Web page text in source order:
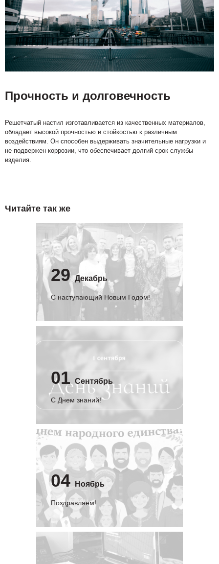
Прочность и долговечность
Решетчатый настил изготавливается из качественных материалов,
обладает высокой прочностью и стойкостью к различным
воздействиям. Он способен выдерживать значительные нагрузки и
не подвержен коррозии, что обеспечивает долгий срок службы
изделия.
Читайте так же
29 Декабрь
С наступающий Новым Годом!
01 Сентябрь
C Днем знаний!
04 Ноябрь
Поздравляем!